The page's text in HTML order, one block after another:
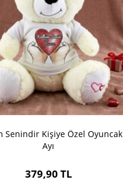
Senindir Kişiye Özel Oyuncak
Ayı
379,90 TL